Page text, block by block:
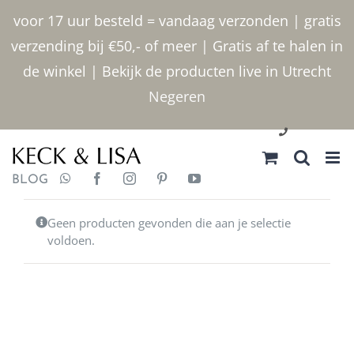
voor 17 uur besteld = vandaag verzonden | gratis
verzending bij €50,- of meer | Gratis af te halen in
de winkel | Bekijk de producten live in Utrecht
Negeren
inhoud
030 2400000
BLOG
Geen producten gevonden die aan je selectie
voldoen.